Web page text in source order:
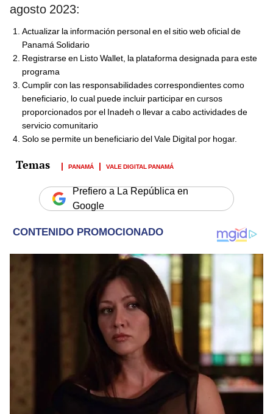
agosto 2023:
Actualizar la información personal en el sitio web oficial de
Panamá Solidario
Registrarse en Listo Wallet, la plataforma designada para este
programa
Cumplir con las responsabilidades correspondientes como
beneficiario, lo cual puede incluir participar en cursos
proporcionados por el Inadeh o llevar a cabo actividades de
servicio comunitario
Solo se permite un beneficiario del Vale Digital por hogar.
PANAMÁ VALE DIGITAL PANAMÁ
Prefiero a La República en
Google